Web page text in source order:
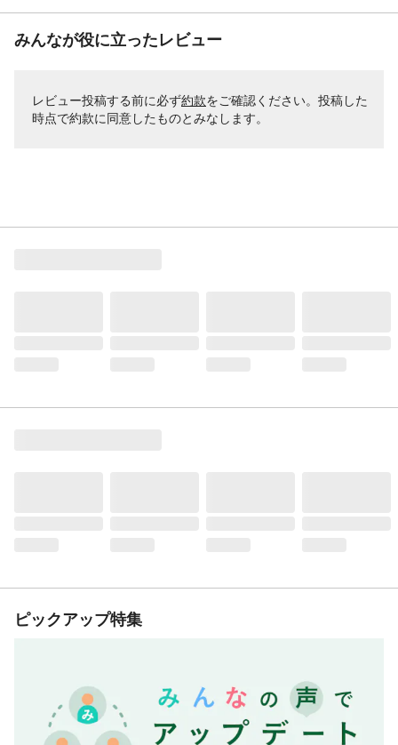
みんなが役に立ったレビュー
レビュー投稿する前に必ず約款をご確認ください。投稿した
時点で約款に同意したものとみなします。
ピックアップ特集